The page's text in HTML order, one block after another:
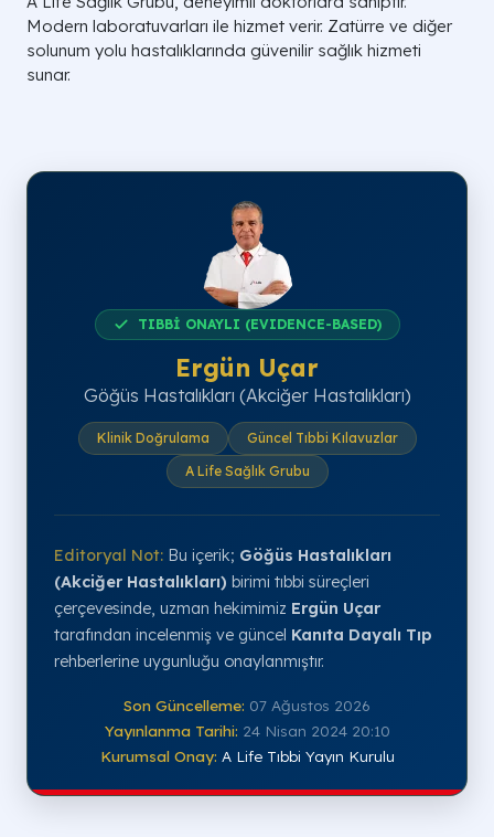
Modern laboratuvarları ile hizmet verir. Zatürre ve diğer
solunum yolu hastalıklarında güvenilir sağlık hizmeti
sunar.
TIBBİ ONAYLI (EVIDENCE-BASED)
Ergün Uçar
Göğüs Hastalıkları (Akciğer Hastalıkları)
Klinik Doğrulama
Güncel Tıbbi Kılavuzlar
A Life Sağlık Grubu
Editoryal Not: Bu içerik; Göğüs Hastalıkları
(Akciğer Hastalıkları) birimi tıbbi süreçleri
çerçevesinde, uzman hekimimiz Ergün Uçar
tarafından incelenmiş ve güncel Kanıta Dayalı Tıp
rehberlerine uygunluğu onaylanmıştır.
Son Güncelleme: 07 Ağustos 2026
Yayınlanma Tarihi: 24 Nisan 2024 20:10
Kurumsal Onay: A Life Tıbbi Yayın Kurulu